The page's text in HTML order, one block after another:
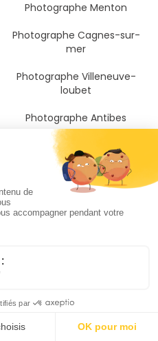
Photographe Menton
Photographe Cagnes-sur-
mer
Photographe Villeneuve-
loubet
Photographe Antibes
Photographe Valbonne
Photographe Le cannet
Photographe Sainte-maxime